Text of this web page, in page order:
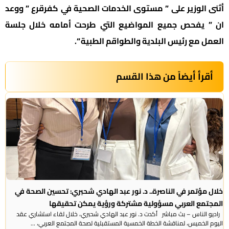
أثنى الوزير على ” مستوى الخدمات الصحية في كفرقرع ” ووعد
ان ” يفحص جميع المواضيع التي طرحت أمامه خلال جلسة
العمل مع رئيس البلدية والطواقم الطبية “.
أقرأ أيضاً من هذا القسم
خلال مؤتمر في الناصرة.. د. نور عبد الهادي شحبري: تحسين الصحة في
المجتمع العربي مسؤولية مشتركة ورؤية يمكن تحقيقها
راديو الناس – بث مباشر أكدت د. نور عبد الهادي شحبري، خلال لقاء استشاري عقد
اليوم الخميس، لمناقشة الخطة الخمسية المستقبلية لصحة المجتمع العربي، ...